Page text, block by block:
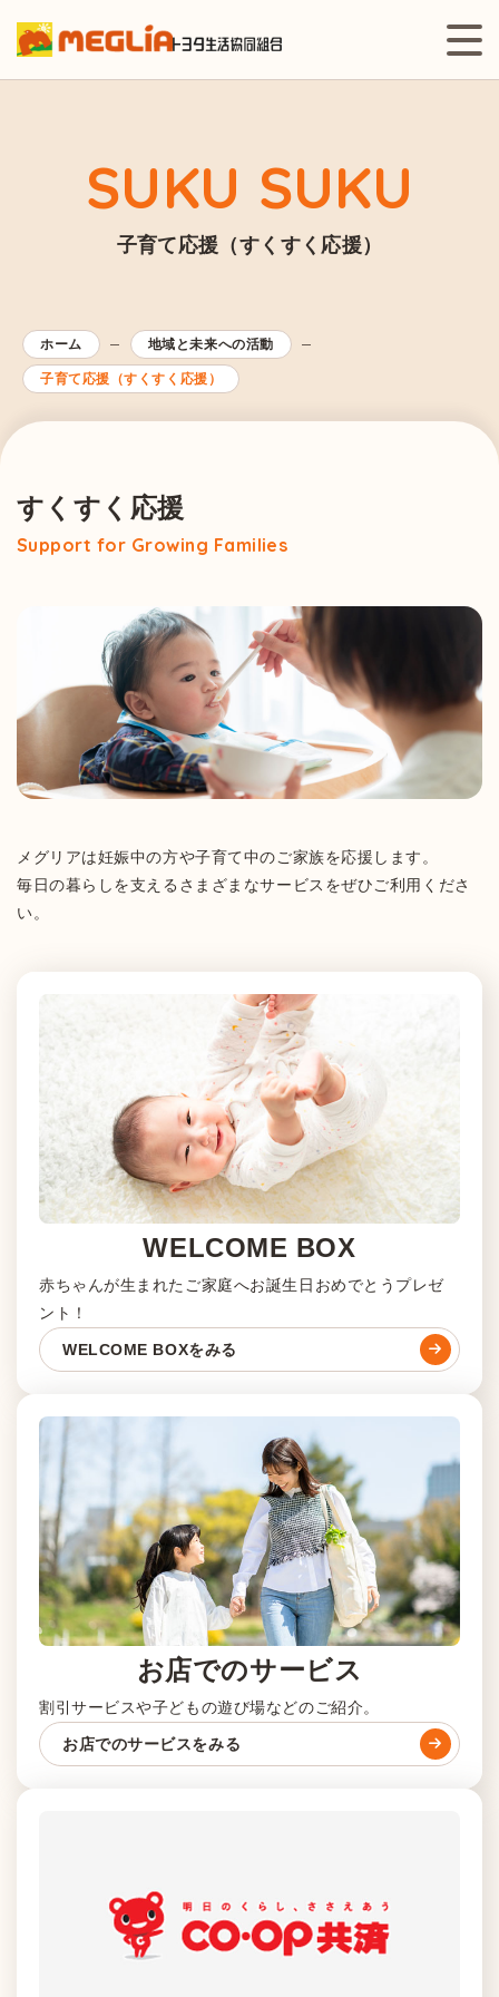
SUKU SUKU
子育て応援（すくすく応援）
ホーム 地域と未来への活動
子育て応援（すくすく応援）
すくすく応援
Support for Growing Families
メグリアは妊娠中の方や子育て中のご家族を応援します。
毎日の暮らしを支えるさまざまなサービスをぜひご利用くださ
い。
WELCOME BOX
赤ちゃんが生まれたご家庭へお誕生日おめでとうプレゼ
ント！
WELCOME BOXをみる
お店でのサービス
割引サービスや子どもの遊び場などのご紹介。
お店でのサービスをみる